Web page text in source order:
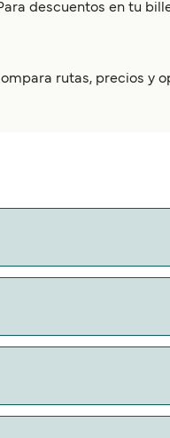
descuentos en tu
rutas, precios y